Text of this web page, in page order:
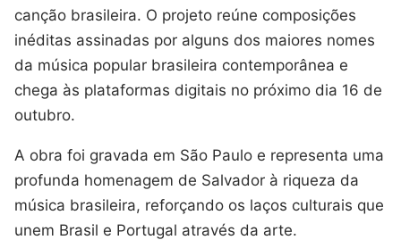
canção brasileira. O projeto reúne composições
inéditas assinadas por alguns dos maiores nomes
da música popular brasileira contemporânea e
chega às plataformas digitais no próximo dia 16 de
outubro.
A obra foi gravada em São Paulo e representa uma
profunda homenagem de Salvador à riqueza da
música brasileira, reforçando os laços culturais que
unem Brasil e Portugal através da arte.